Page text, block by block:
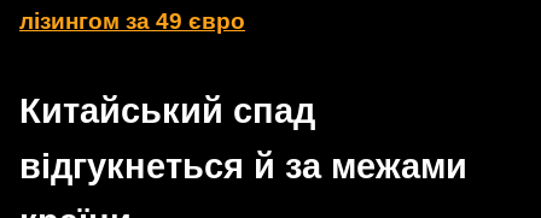
лізингом за 49 євро
Китайський спад
відгукнеться й за межами